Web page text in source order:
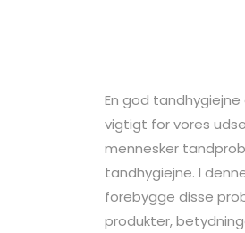
En god
vigtigt for vores
mennesker
tandhygiejne. I
forebygge disse
produkter,